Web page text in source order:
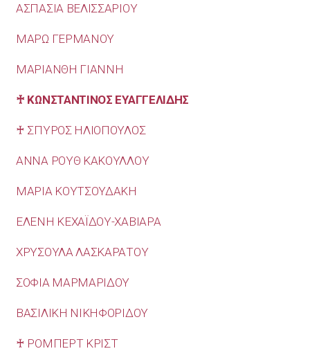
ΑΣΠΑΣΙΑ ΒΕΛΙΣΣΑΡΙΟΥ
ΜΑΡΩ ΓΕΡΜΑΝΟΥ
ΜΑΡΙΑΝΘΗ ΓΙΑΝΝΗ
♰ ΚΩΝΣΤΑΝΤΙΝΟΣ ΕΥΑΓΓΕΛΙΔΗΣ
♰ ΣΠΥΡΟΣ ΗΛΙΟΠΟΥΛΟΣ
ΑΝΝΑ ΡΟΥΘ ΚΑΚΟΥΛΛΟΥ
ΜΑΡΙΑ ΚΟΥΤΣΟΥΔΑΚΗ
ΕΛΕΝΗ ΚΕΧΑΪΔΟΥ-ΧΑΒΙΑΡΑ
ΧΡΥΣΟΥΛΑ ΛΑΣΚΑΡΑΤΟΥ
ΣΟΦΙΑ ΜΑΡΜΑΡΙΔΟΥ
ΒΑΣΙΛΙΚΗ ΝΙΚΗΦΟΡΙΔΟΥ
♰ ΡΟΜΠΕΡΤ ΚΡΙΣΤ